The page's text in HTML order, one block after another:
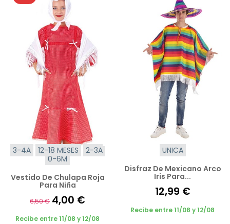
3-4A 12-18 MESES
2-3A
0-6M
Vestido De Chulapa Roja
Para Niña
6,50 € 4,00 €
Recibe entre 11/08 y 12/08
UNICA
Disfraz De Mexicano Arco
Iris Para...
12,99 €
Recibe entre 11/08 y 12/08